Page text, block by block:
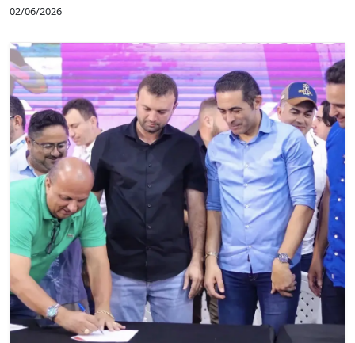
02/06/2026